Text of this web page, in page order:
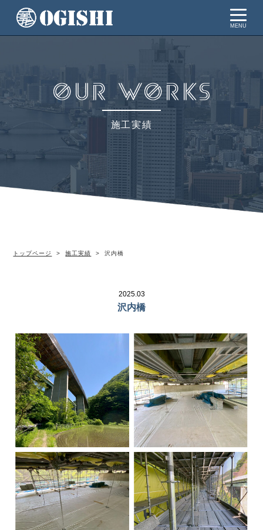
MENU
施工実績
トップページ 施工実績 沢内橋
2025.03
沢内橋